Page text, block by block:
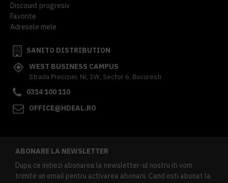
Discount progresiv
Favorite
Adresele mele
SANITO DISTRIBUTION
WEST BUSINESS CAMPUS
Strada Preciziei, Nr, 3W, Sector 6, Bucuresti
0314 100 110
OFFICE@HDEAL.RO
ABONARE LA NEWSLETTER
Dupa ce initiezi abonarea la newsletter-ul nostru iti vom
trimite un email pentru activarea abonarii. Cand esti abonat la